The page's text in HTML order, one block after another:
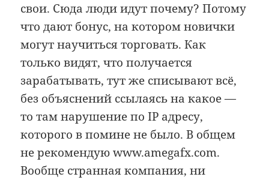
свои. Сюда люди идут почему? Потому
что дают бонус, на котором новички
могут научиться торговать. Как
только видят, что получается
зарабатывать, тут же списывают всё,
без объяснений ссылаясь на какое —
то там нарушение по IP адресу,
которого в помине не было. В общем
не рекомендую www.amegafx.com.
Вообще странная компания, ни